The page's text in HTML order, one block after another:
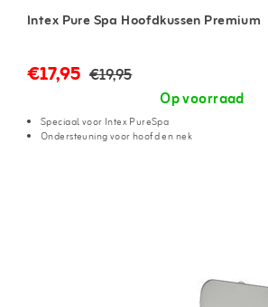
Intex Pure Spa Hoofdkussen Premium
€17,95 €19,95
Op voorraad
Speciaal voor Intex PureSpa
Ondersteuning voor hoofd en nek